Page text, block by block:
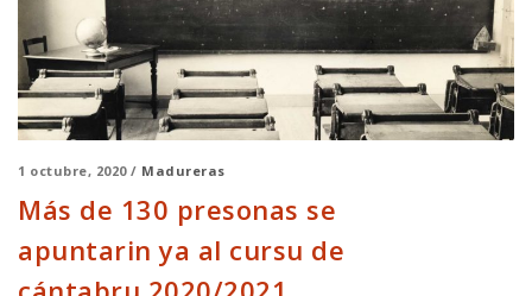
1 octubre, 2020 / Madureras
Más de 130 presonas se
apuntarin ya al cursu de